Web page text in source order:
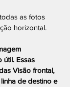
as fotos
horizontal.
útil. Essas
Visão frontal,
de destino e